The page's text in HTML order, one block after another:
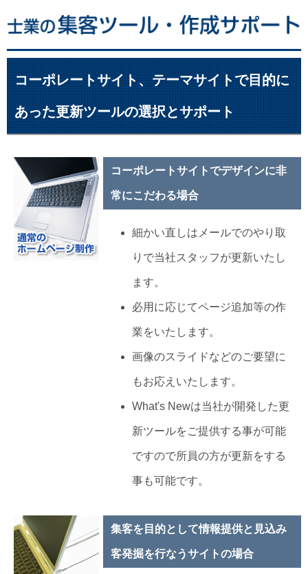
コーポレートサイト、テーマサイトで目的に
あった更新ツールの選択とサポート
コーポレートサイトでデザインに非
常にこだわる場合
細かい直しはメールでのやり取
りで当社スタッフが更新いたし
ます。
必用に応じてページ追加等の作
業をいたします。
画像のスライドなどのご要望に
もお応えいたします。
What's Newは当社が開発した更
新ツールをご提供する事が可能
ですので所員の方が更新をする
事も可能です。
集客を目的として情報提供と見込み
客発掘を行なうサイトの場合